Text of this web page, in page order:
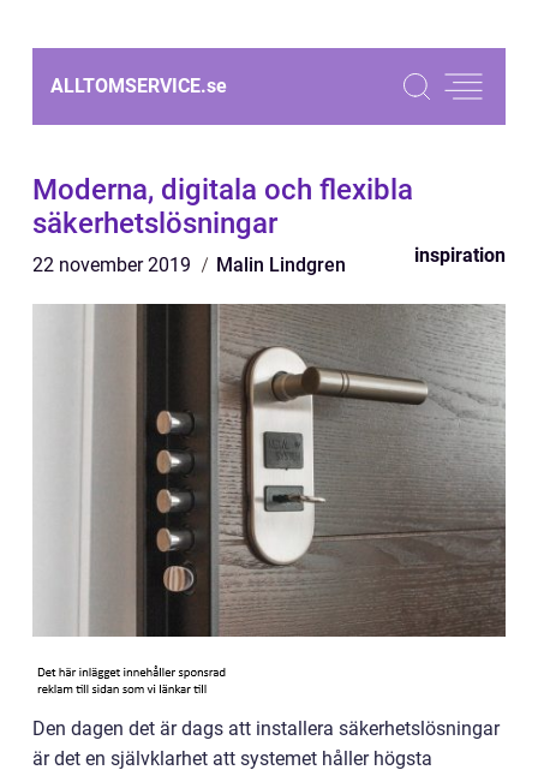
ALLTOMSERVICE.se
Moderna, digitala och flexibla
säkerhetslösningar
22 november 2019 Malin Lindgren inspiration
Den dagen det är dags att installera säkerhetslösningar
är det en självklarhet att systemet håller högsta